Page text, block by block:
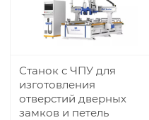
Станок с ЧПУ для
изготовления
отверстий дверных
замков и петель